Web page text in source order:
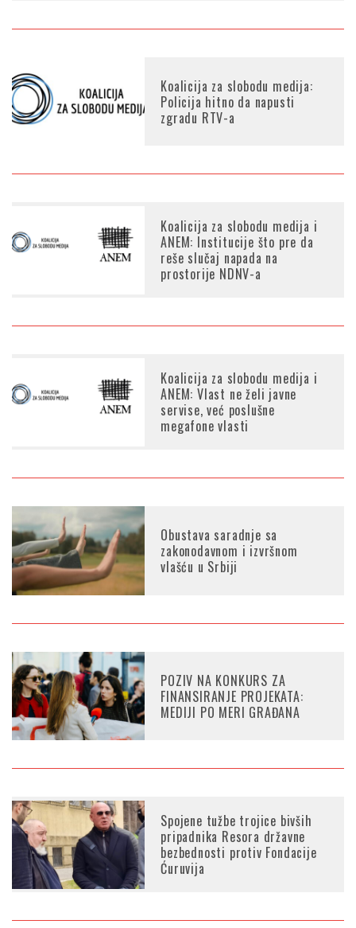
Koalicija za slobodu medija:
Policija hitno da napusti
zgradu RTV-a
Koalicija za slobodu medija i
ANEM: Institucije što pre da
reše slučaj napada na
prostorije NDNV-a
Koalicija za slobodu medija i
ANEM: Vlast ne želi javne
servise, već poslušne
megafone vlasti
Obustava saradnje sa
zakonodavnom i izvršnom
vlašću u Srbiji
POZIV NA KONKURS ZA
FINANSIRANJE PROJEKATA:
MEDIJI PO MERI GRAĐANA
Spojene tužbe trojice bivših
pripadnika Resora državne
bezbednosti protiv Fondacije
Ćuruvija